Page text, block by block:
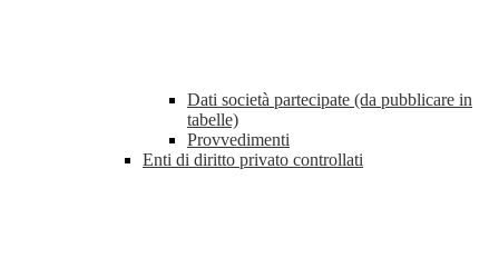
Dati società partecipate (da pubblicare in
tabelle)
Provvedimenti
Enti di diritto privato controllati